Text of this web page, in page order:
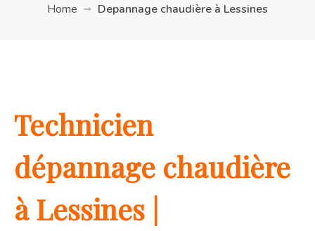
Home Depannage chaudière à Lessines
Technicien
dépannage chaudière
à Lessines |